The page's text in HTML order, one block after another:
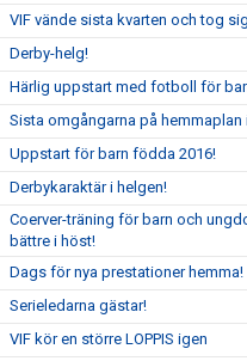
VIF vände sista kvarten och tog
Derby-helg!
Härlig uppstart med fotboll för
Sista omgångarna på hemmaplan
Uppstart för barn födda 2016!
Derbykaraktär i helgen!
Coerver-träning för barn och
bättre i höst!
Dags för nya prestationer hemma!
Serieledarna gästar!
VIF kör en större LOPPIS igen